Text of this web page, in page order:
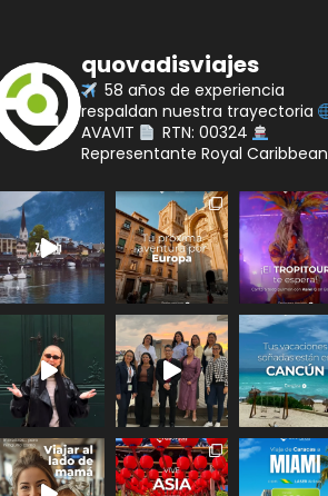
quovadisviajes
58 años de experiencia
respaldan nuestra trayectoria
AVAVIT
RTN: 00324
Representante Royal Caribbean